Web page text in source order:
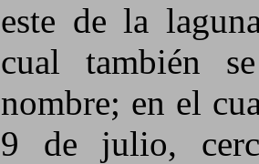
este de la
cual también
nombre; en el
9 de julio,